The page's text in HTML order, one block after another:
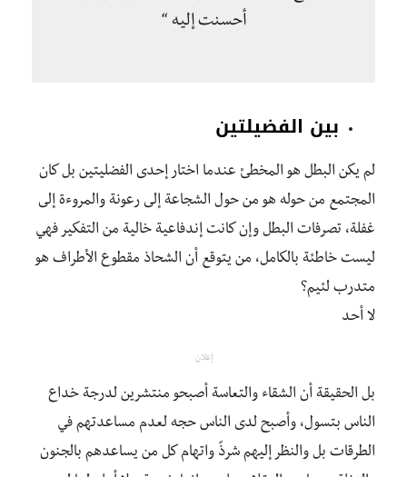
أحسنت إليه “
بين الفضيلتين
لم يكن البطل هو المخطئ عندما اختار إحدى الفضليتين بل كان
المجتمع من حوله هو من حول الشجاعة إلى رعونة والمروءة إلى
غفلة، تصرفات البطل وإن كانت إندفاعية خالية من التفكير فهي
ليست خاطئة بالكامل، من يتوقع أن الشحاذ مقطوع الأطراف هو
متدرب لئيم؟
لا أحد
إعلان
بل الحقيقة أن الشقاء والتعاسة أصبحو منتشرين لدرجة خداع
الناس بتسول، وأصبح لدى الناس حجه لعدم مساعدتهم في
الطرقات بل والنظر إليهم شرذً واتهام كل من يساعدهم بالجنون